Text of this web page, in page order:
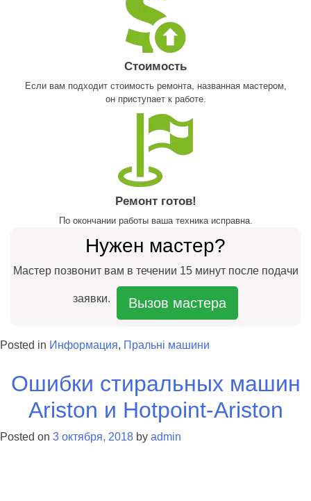
Стоимость
Если вам подходит стоимость ремонта, названная мастером,
он приступает к работе.
Ремонт готов!
По окончании работы ваша техника исправна.
Нужен мастер?
Мастер позвонит вам в течении 15 минут после подачи
заявки. Вызов мастера
Posted in Информация, Пральні машини
Ошибки стиральных машин
Ariston и Hotpoint-Ariston
Posted on 3 октября, 2018 by admin